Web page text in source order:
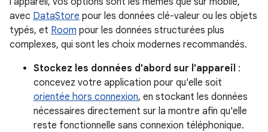
avec DataStore pour les données clé-valeur ou les objets
typés, et Room pour les données structurées plus
complexes, qui sont les choix modernes recommandés.
Stockez les données d'abord sur l'appareil :
concevez votre application pour qu'elle soit
orientée hors connexion, en stockant les données
nécessaires directement sur la montre afin qu'elle
reste fonctionnelle sans connexion téléphonique.